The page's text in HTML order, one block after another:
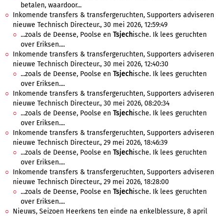
betalen, waardoor...
Inkomende transfers & transfergeruchten, Supporters adviseren
nieuwe Technisch Directeur., 30 mei 2026, 12:59:49
...zoals de Deense, Poolse en Tsjechische. Ik lees geruchten
over Eriksen....
Inkomende transfers & transfergeruchten, Supporters adviseren
nieuwe Technisch Directeur., 30 mei 2026, 12:40:30
...zoals de Deense, Poolse en Tsjechische. Ik lees geruchten
over Eriksen....
Inkomende transfers & transfergeruchten, Supporters adviseren
nieuwe Technisch Directeur., 30 mei 2026, 08:20:34
...zoals de Deense, Poolse en Tsjechische. Ik lees geruchten
over Eriksen....
Inkomende transfers & transfergeruchten, Supporters adviseren
nieuwe Technisch Directeur., 29 mei 2026, 18:46:39
...zoals de Deense, Poolse en Tsjechische. Ik lees geruchten
over Eriksen....
Inkomende transfers & transfergeruchten, Supporters adviseren
nieuwe Technisch Directeur., 29 mei 2026, 18:28:00
...zoals de Deense, Poolse en Tsjechische. Ik lees geruchten
over Eriksen....
Nieuws, Seizoen Heerkens ten einde na enkelblessure, 8 april